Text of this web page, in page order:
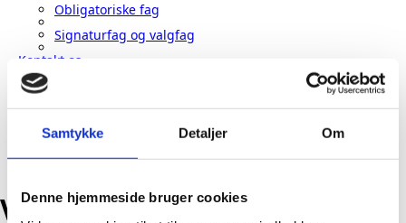
Samtykke Detaljer Om
Denne hjemmeside bruger cookies
Obligatoriske fag
Signaturfag og valgfag
Kontakt os
Ny elev
Tilmelding
Hvad koster det
Besøg os
Vi søger …